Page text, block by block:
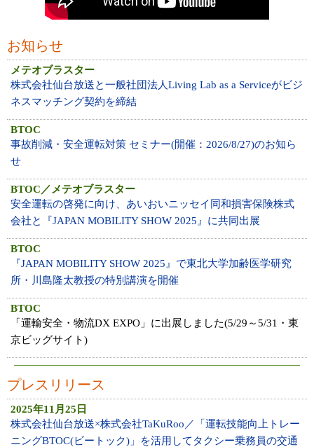
お知らせ
メテオブラスター
株式会社仙台放送と一般社団法人Living Lab as a Serviceがビジ
ネスマッチング契約を締結
BTOC
事故削減・安全運転対策 セミナー(開催：2026/8/27)のお知ら
せ
BTOC／メテオブラスター
安全運転の啓発に向け、あいおいニッセイ同和損害保険株式
会社と『JAPAN MOBILITY SHOW 2025』に共同出展
BTOC
『JAPAN MOBILITY SHOW 2025』で東北大学加齢医学研究
所・川島隆太教授の特別講演を開催
BTOC
「運輸安全・物流DX EXPO」に出展しました(5/29～5/31・東
京ビッグサイト)
プレスリリース
2025年11月25日
株式会社仙台放送×株式会社TaKuRoo／「運転技能向上トレー
ニングBTOC(ビートック)」を活用してタクシー乗務員の交通